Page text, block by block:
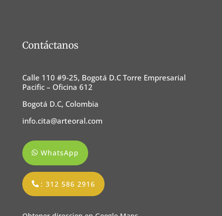
Contáctanos
Calle 110 #9-25, Bogotá D.C Torre Empresarial
Pacific – Oficina 612
Bogotá D.C, Colombia
info.cita@arteoral.com
WhatsApp
: 312 586 2916